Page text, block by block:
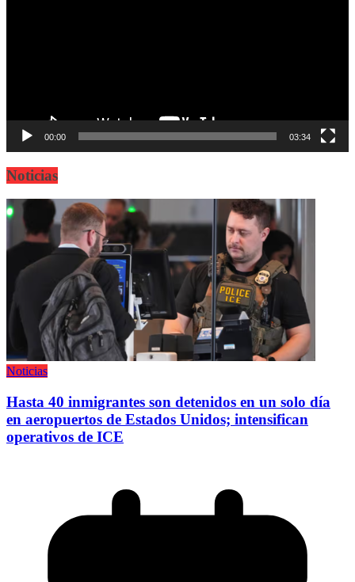
00:00 03:34
Noticias
Noticias
Hasta 40 inmigrantes son detenidos en un solo día
en aeropuertos de Estados Unidos; intensifican
operativos de ICE